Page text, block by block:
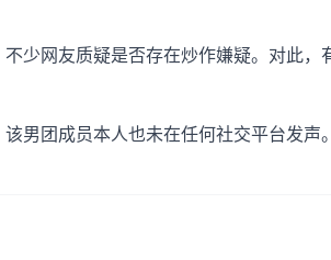
少网友质疑是否存在炒作嫌疑。对此
男团成员本人也未在任何社交平台发